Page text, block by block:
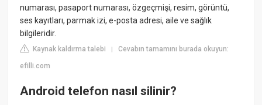
numarası, pasaport numarası, özgeçmişi, resim, görüntü,
ses kayıtları, parmak izi, e-posta adresi, aile ve sağlık
bilgileridir.
Kaynak kaldırma talebi |Cevabın tamamını burada okuyun:
efilli.com
Android telefon nasıl silinir?